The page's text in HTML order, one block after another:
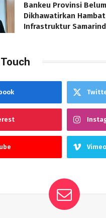
Bankeu Provinsi
Dikhawatirkan
Infrastruktur
Vimeo